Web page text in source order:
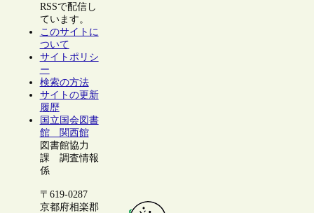
RSSで配信し
ています。
このサイトに
ついて
サイトポリシ
ー
検索の方法
サイトの更新
履歴
国立国会図書
館 関西館
図書館協力
課 調査情報
係
〒619-0287
京都府相楽郡